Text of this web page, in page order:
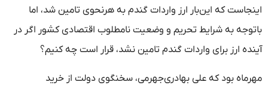
اینجاست که این‌بار ارز واردات گندم به هرنحوی تامین شد، اما
باتوجه به شرایط تحریم و وضعیت نامطلوب اقتصادی کشور اگر در
آینده ارز برای واردات گندم تامین نشد، قرار است چه کنیم؟
مهرماه بود که علی بهادری‌جهرمی، سخنگوی دولت از خرید